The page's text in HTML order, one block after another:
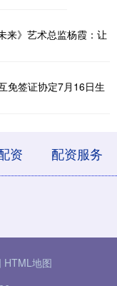
来》艺术总监杨霞：让
免签证协定7月16日生
资 配资服务
HTML地图